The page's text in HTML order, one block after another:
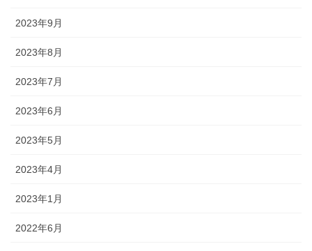
2023年9月
2023年8月
2023年7月
2023年6月
2023年5月
2023年4月
2023年1月
2022年6月